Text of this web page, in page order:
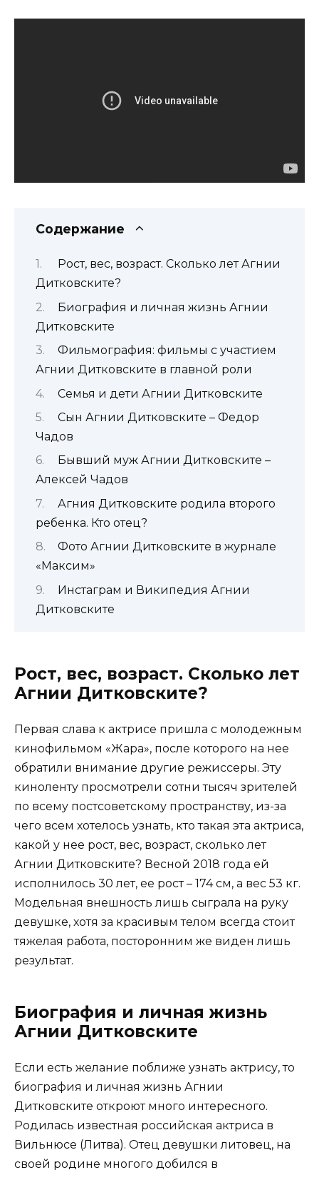
Содержание
Рост, вес, возраст. Сколько лет Агнии
Дитковските?
Биография и личная жизнь Агнии
Дитковските
Фильмография: фильмы с участием
Агнии Дитковските в главной роли
Семья и дети Агнии Дитковските
Сын Агнии Дитковските – Федор
Чадов
Бывший муж Агнии Дитковските –
Алексей Чадов
Агния Дитковските родила второго
ребенка. Кто отец?
Фото Агнии Дитковските в журнале
«Максим»
Инстаграм и Википедия Агнии
Дитковските
Рост, вес, возраст. Сколько лет
Агнии Дитковските?
Первая слава к актрисе пришла с молодежным
кинофильмом «Жара», после которого на нее
обратили внимание другие режиссеры. Эту
киноленту просмотрели сотни тысяч зрителей
по всему постсоветскому пространству, из-за
чего всем хотелось узнать, кто такая эта актриса,
какой у нее рост, вес, возраст, сколько лет
Агнии Дитковските? Весной 2018 года ей
исполнилось 30 лет, ее рост – 174 см, а вес 53 кг.
Модельная внешность лишь сыграла на руку
девушке, хотя за красивым телом всегда стоит
тяжелая работа, посторонним же виден лишь
результат.
Биография и личная жизнь
Агнии Дитковските
Если есть желание поближе узнать актрису, то
биография и личная жизнь Агнии
Дитковските откроют много интересного.
Родилась известная российская актриса в
Вильнюсе (Литва). Отец девушки литовец, на
своей родине многого добился в